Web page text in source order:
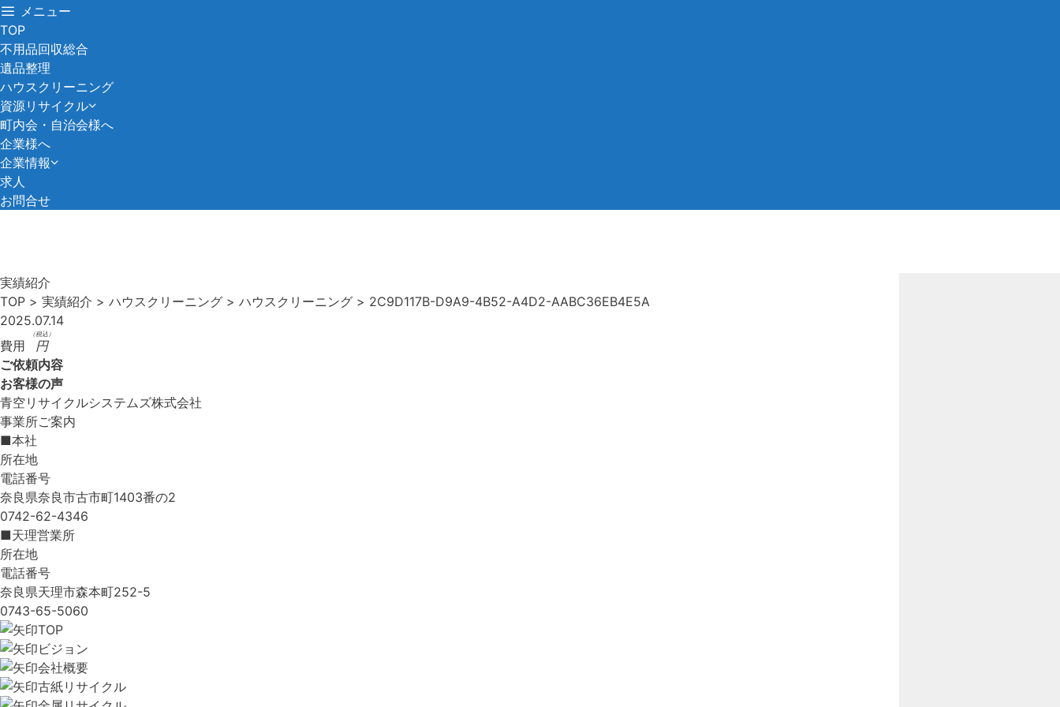
コ
ン
テ
ン
ツ
へ
ス
キ
ッ
プ
メニュー
TOP
不用品回収総合
遺品整理
ハウスクリーニング
資源リサイクル
町内会・自治会様へ
企業様へ
企業情報
求人
お問合せ
実績紹介
TOP > 実績紹介 > ハウスクリーニング > ハウスクリーニング > 2C9D117B-D9A9-4B52-A4D2-AABC36EB4E5A
2025.07.14
費用
円
（税込）
ご依頼内容
お客様の声
青空リサイクルシステムズ株式会社
事業所ご案内
■本社
所在地
電話番号
奈良県奈良市古市町1403番の2
0742-62-4346
■天理営業所
所在地
電話番号
奈良県天理市森本町252-5
0743-65-5060
TOP
ビジョン
会社概要
古紙リサイクル